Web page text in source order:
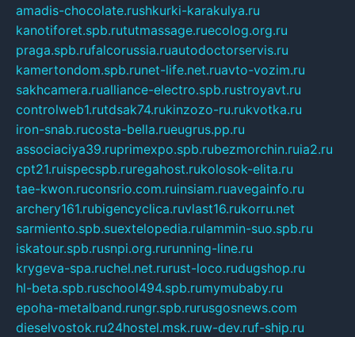
amadis-chocolate.rushkurki-karakulya.ru
kanotiforet.spb.rututmassage.ruecolog.org.ru
praga.spb.rufalcorussia.ruautodoctorservis.ru
kamertondom.spb.runet-life.net.ruavto-vozim.ru
sakhcamera.rualliance-electro.spb.rustroyavt.ru
controlweb1.rutdsak74.rukinzozo-ru.rukvotka.ru
iron-snab.rucosta-bella.rueugrus.pp.ru
associaciya39.ruprimexpo.spb.rubezmorchin.ruia2.ru
cpt21.ruispecspb.ruregahost.rukolosok-elita.ru
tae-kwon.ruconsrio.com.ruinsiam.ruavegainfo.ru
archery161.rubigencyclica.ruvlast16.rukorru.net
sarmiento.spb.suextelopedia.rulammin-suo.spb.ru
iskatour.spb.rusnpi.org.rurunning-line.ru
krygeva-spa.ruchel.net.rurust-loco.rudugshop.ru
hl-beta.spb.ruschool494.spb.rumymubaby.ru
epoha-metalband.rungr.spb.rurusgosnews.com
dieselvostok.ru24hostel.msk.ruw-dev.ruf-ship.ru